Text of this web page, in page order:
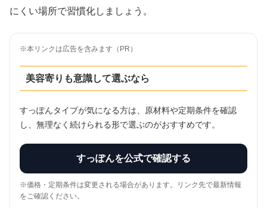
にくい場所で習慣化しましょう。
※本リンクは広告を含みます（PR）
美容寄りも意識して選ぶなら
すっぽんタイプが気になる方は、原材料や定期条件を確認
し、無理なく続けられる形で選ぶのがおすすめです。
すっぽんを公式で確認する
※価格・定期条件は変更される場合があります。リンク先で最新情報
をご確認ください。